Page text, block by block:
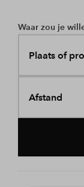
Waar zou je
Plaats of
Afstand